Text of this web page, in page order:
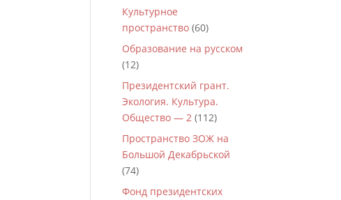
Культурное
пространство (60)
Образование на русском
(12)
Президентский грант.
Экология. Культура.
Общество — 2 (112)
Пространство ЗОЖ на
Большой Декабрьской
(74)
Фонд президентских